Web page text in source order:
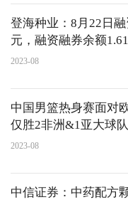
登海种业：8月22日
元，融资融券余额
2023-08
中国男篮热身赛面对
仅胜2非洲&1亚大球队
2023-08
中信证券：中药配方